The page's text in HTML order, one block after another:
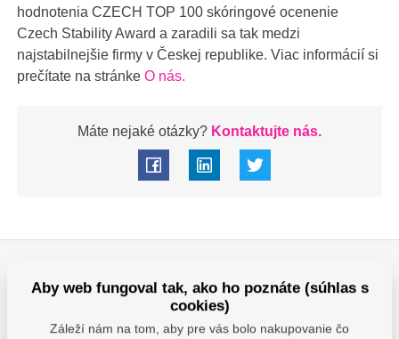
hodnotenia CZECH TOP 100 skóringové ocenenie
Czech Stability Award a zaradili sa tak medzi
najstabilnejšie firmy v Českej republike. Viac informácií si
prečítate na stránke O nás.
Máte nejaké otázky? Kontaktujte nás.
Aby web fungoval tak, ako ho poznáte (súhlas s
cookies)
Záleží nám na tom, aby pre vás bolo nakupovanie čo